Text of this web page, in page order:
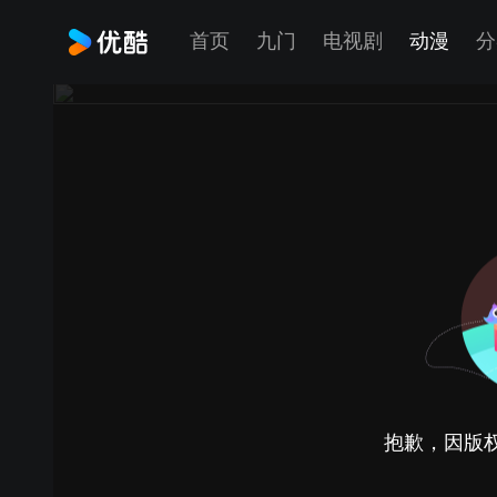
首页 九门 电视剧 动漫
抱歉，因版